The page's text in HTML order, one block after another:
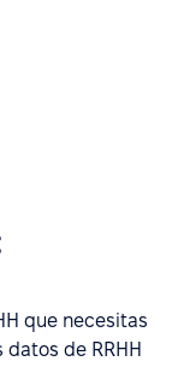
que necesitas
de RRHH